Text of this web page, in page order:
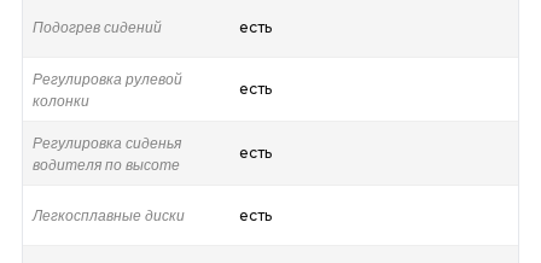
Подогрев сидений есть
Регулировка рулевой
колонки
есть
Регулировка сиденья
водителя по высоте
есть
Легкосплавные диски есть